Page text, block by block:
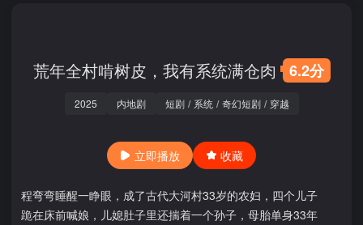
荒年全村啃树皮，我有系统满仓肉 6.2分
2025 内地剧 短剧 / 系统 / 奇幻短剧 / 穿越
立即播放 收藏
程弯弯睡醒一睁眼，成了古代大河村33岁的农妇，四个儿子
跪在床前喊娘，儿媳肚子里还揣着一个孙子，母胎单身33年